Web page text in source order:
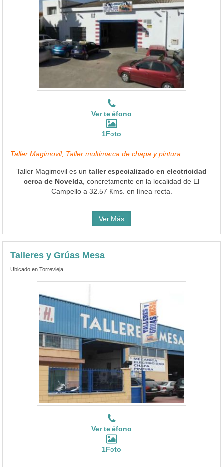
Ver teléfono
1Foto
Taller Magimovil, Taller multimarca de chapa y pintura
Taller Magimovil es un taller especializado en electricidad
cerca de Novelda , concretamente en la localidad de El
Campello a 32.57 Kms. en línea recta.
Ver Más
Talleres y Grúas Mesa
Ubicado en Torrevieja
Ver teléfono
1Foto